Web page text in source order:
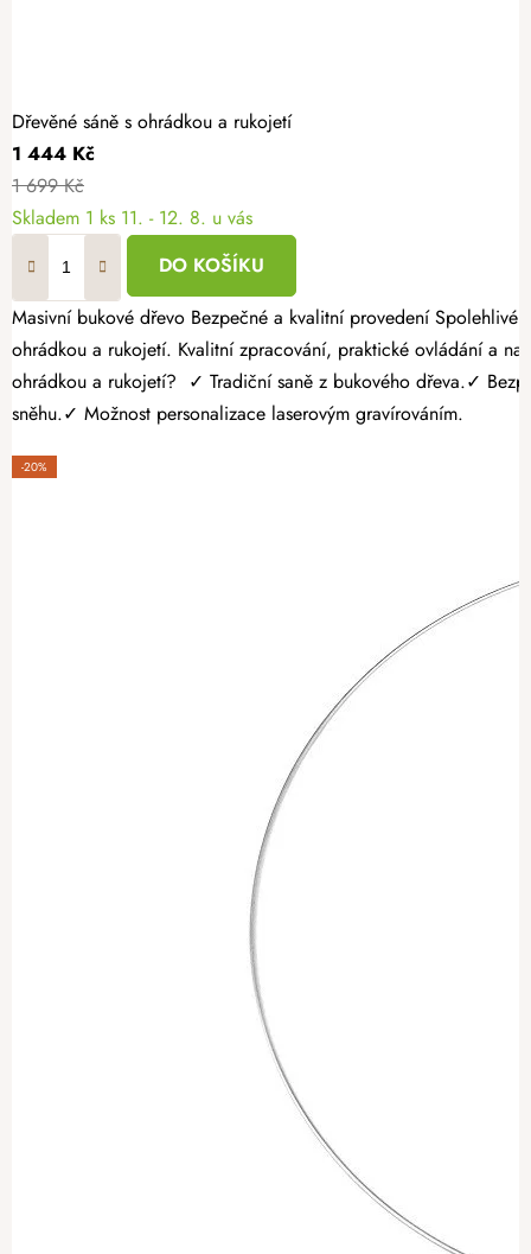
Dřevěné sáně s ohrádkou a rukojetí
1 444 Kč
1 699 Kč
Skladem 1 ks 11. - 12. 8. u vás
DO KOŠÍKU
Masivní bukové dřevo Bezpečné a kvalitní provedení Spolehlivé s dlouhou životností Užijte si zimní radovánky naplno a dopřejte dětem pohodlnou a bezpečnou jízdu na tradičních dřevěných saních s
ohrádkou a rukojetí. Kvalitní zpracování, praktické ovládání a
ohrádkou a rukojetí? ✓ Tradiční saně z bukového dřeva.✓
sněhu.✓ Možnost personalizace laserovým gravírováním.
-20%